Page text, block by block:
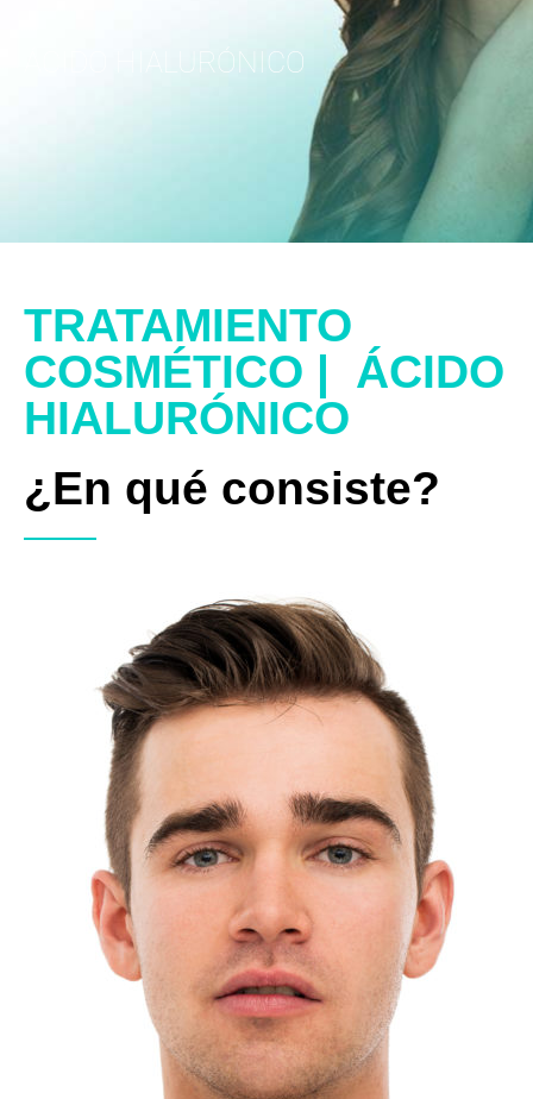
ÁCIDO HIALURÓNICO
TRATAMIENTO
COSMÉTICO | ÁCIDO
HIALURÓNICO
¿En qué consiste?​